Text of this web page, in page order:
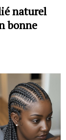
naturel
bonne